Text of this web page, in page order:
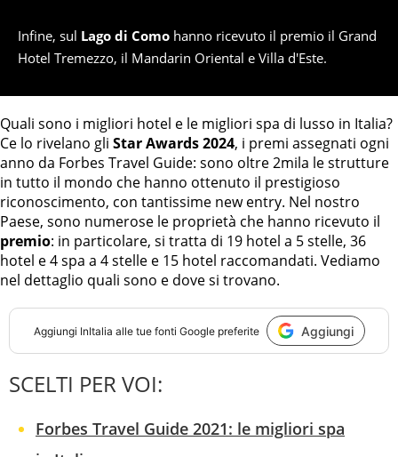
Infine, sul Lago di Como hanno ricevuto il premio il Grand
Hotel Tremezzo, il Mandarin Oriental e Villa d'Este.
Quali sono i migliori hotel e le migliori spa di lusso in Italia?
Ce lo rivelano gli Star Awards 2024, i premi assegnati ogni
anno da Forbes Travel Guide: sono oltre 2mila le strutture
in tutto il mondo che hanno ottenuto il prestigioso
riconoscimento, con tantissime new entry. Nel nostro
Paese, sono numerose le proprietà che hanno ricevuto il
premio: in particolare, si tratta di 19 hotel a 5 stelle, 36
hotel e 4 spa a 4 stelle e 15 hotel raccomandati. Vediamo
nel dettaglio quali sono e dove si trovano.
Aggiungi InItalia alle tue fonti Google preferite Aggiungi
SCELTI PER VOI:
Forbes Travel Guide 2021: le migliori spa